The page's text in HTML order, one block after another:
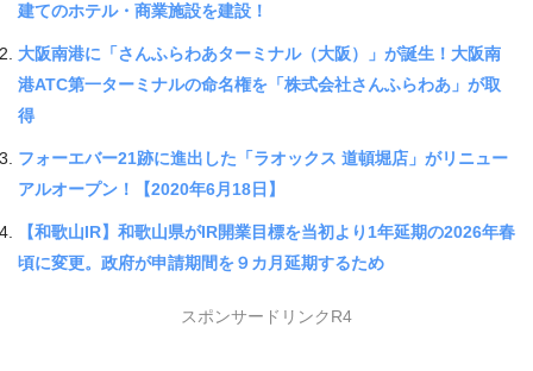
建てのホテル・商業施設を建設！
大阪南港に「さんふらわあターミナル（大阪）」が誕生！大阪南
港ATC第一ターミナルの命名権を「株式会社さんふらわあ」が取
得
フォーエバー21跡に進出した「ラオックス 道頓堀店」がリニュー
アルオープン！【2020年6月18日】
【和歌山IR】和歌山県がIR開業目標を当初より1年延期の2026年春
頃に変更。政府が申請期間を９カ月延期するため
スポンサードリンクR4